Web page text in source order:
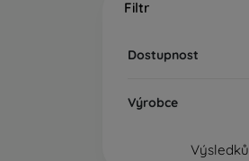
Filtr
Dostupnost
Výrobce
Výsledků